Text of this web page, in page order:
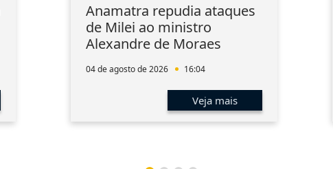
Anamatra repudia ataques
de Milei ao ministro
Alexandre de Moraes
04 de agosto de 2026 16:04
Veja mais